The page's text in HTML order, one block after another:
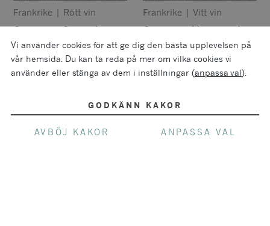
Frankrike | Rött vin
Cuilleron Syrah Les
Vignes d’a Côté
(Magnum)
Privatimport
Frankrike |Vitt vin
Cuilleron Viognier Les
Vignes d’à Côté
Privatimport
Vi använder cookies för att ge dig den bästa upplevelsen på
vår hemsida. Du kan ta reda på mer om vilka cookies vi
använder eller stänga av dem i inställningar (anpassa val).
GODKÄNN KAKOR
AVBÖJ KAKOR ANPASSA VAL